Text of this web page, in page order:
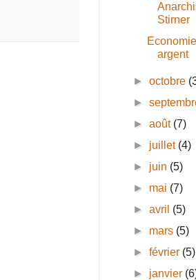
Stirner
argent
►octobre
►
►août (7)
► juillet (4)
► juin (5)
► mai (7)
►avril (5)
► mars (5)
►février (5)
► janvier